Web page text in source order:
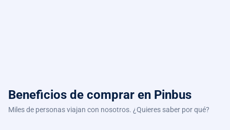
Beneficios de comprar en Pinbus
Miles de personas viajan con nosotros. ¿Quieres saber por qué?